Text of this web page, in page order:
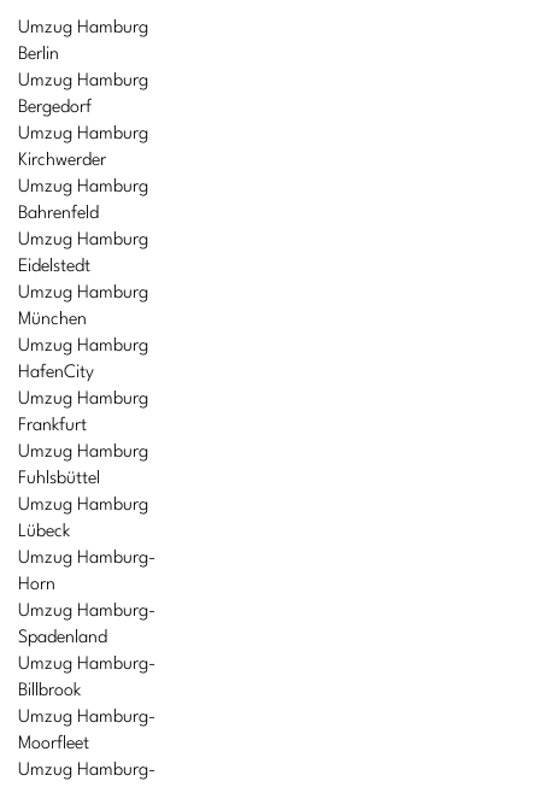
Umzug Hamburg
Berlin
Umzug Hamburg
Bergedorf
Umzug Hamburg
Kirchwerder
Umzug Hamburg
Bahrenfeld
Umzug Hamburg
Eidelstedt
Umzug Hamburg
München
Umzug Hamburg
HafenCity
Umzug Hamburg
Frankfurt
Umzug Hamburg
Fuhlsbüttel
Umzug Hamburg
Lübeck
Umzug Hamburg-
Horn
Umzug Hamburg-
Spadenland
Umzug Hamburg-
Billbrook
Umzug Hamburg-
Moorfleet
Umzug Hamburg-